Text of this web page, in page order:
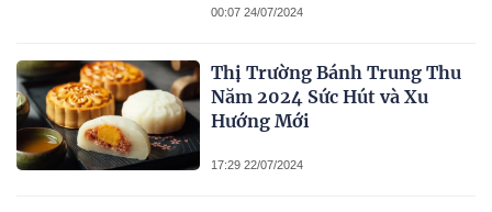
00:07 24/07/2024
Thị Trường Bánh Trung Thu
Năm 2024 Sức Hút và Xu
Hướng Mới
17:29 22/07/2024